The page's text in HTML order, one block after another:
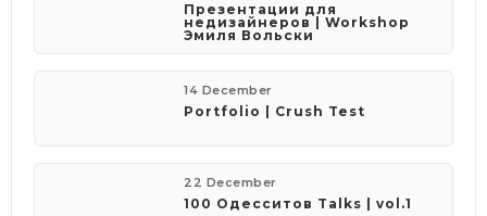
Презентации для
недизайнеров | Workshop
Эмиля Вольски
14 December
Portfolio | Crush Test
22 December
100 Одесситов Talks | vol.1